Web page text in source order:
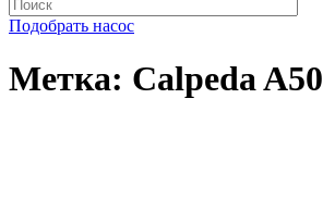
Подобрать насос
Метка: Calpeda A50